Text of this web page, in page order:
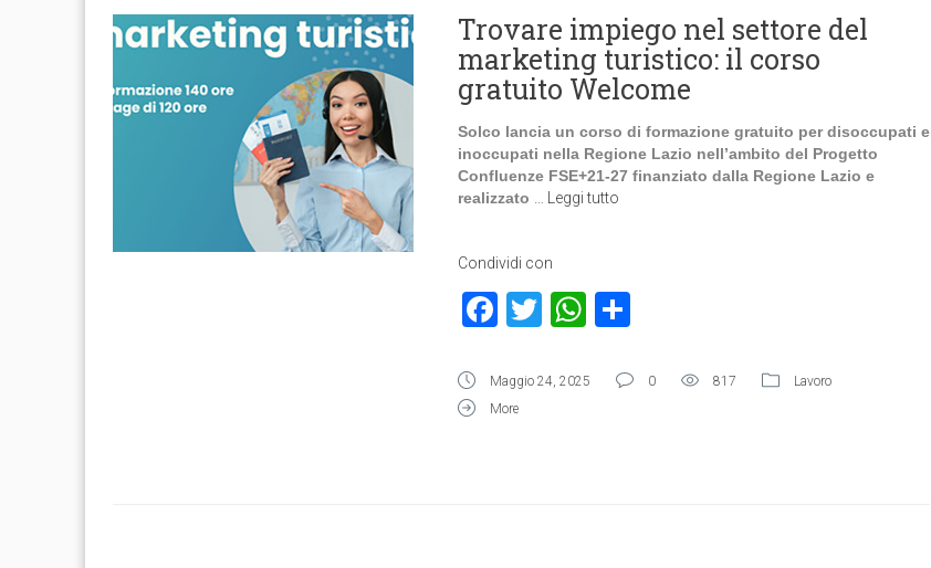
Trovare impiego nel settore del
marketing turistico: il corso
gratuito Welcome
Solco lancia un corso di formazione gratuito per disoccupati e
inoccupati nella Regione Lazio nell’ambito del Progetto
Confluenze FSE+21-27 finanziato dalla Regione Lazio e
realizzato
Leggi tutto
Condividi con
Facebook
TwitterWhatsApp
Maggio 24, 2025 0 817
Lavoro
More